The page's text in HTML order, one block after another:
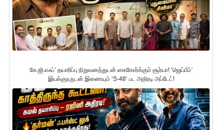
கே.ஜி.எஃப்’ தயாரிப்பு நிறுவனத்துடன் கைகோர்க்கும் சூர்யா! ‘ஜெய்பீம்’
இயக்குநருடன் இணையும் ‘S-48’ பட அதிரடி அப்டேட்!